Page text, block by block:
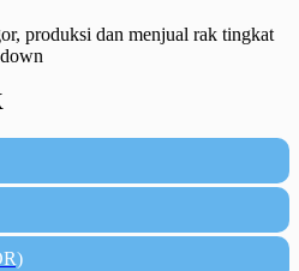
produksi dan menjual rak tingkat